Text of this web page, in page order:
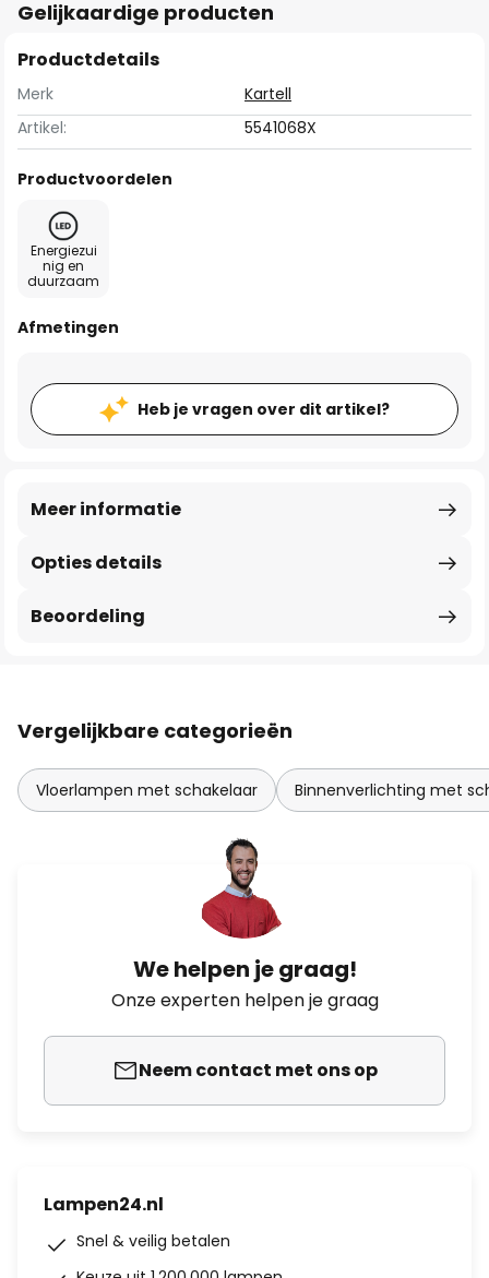
Gelijkaardige producten
Productdetails
Merk
Kartell
Artikel:
5541068X
Productvoordelen
Energiezui
nig en
duurzaam
Afmetingen
Heb je vragen over dit artikel?
Opties details
Meer informatie
Beoordeling
Vergelijkbare categorieën
Vloerlampen met schakelaar Binnenverlichting met
We helpen je graag!
Onze experten helpen je graag
Neem contact met ons op
Lampen24.nl
Snel & veilig betalen